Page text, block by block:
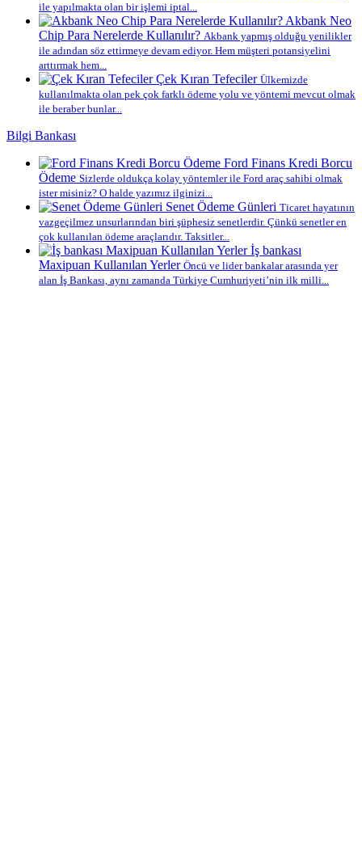
ile yapılmakta olan bir işlemi iptal...
Akbank Neo
Chip Para Nerelerde Kullanılır? Akbank yapmış olduğu yenilikler
ile adından söz ettirmeye devam ediyor. Hem müşteri potansiyelini
arttırmak hem...
Çek Kıran Tefeciler Ülkemizde
kullanılmakta olan pek çok farklı ödeme yolu ve yöntemi mevcut olmak
ile beraber bunlar...
Bilgi Bankası
Ford Finans Kredi Borcu
Ödeme Sizlerde oldukça kolay yöntemler ile Ford araç sahibi olmak
ister misiniz? O halde yazımız ilginizi...
Senet Ödeme Günleri Ticaret hayatının
vazgeçilmez unsurlarından biri şüphesiz senetlerdir. Çünkü senetler en
çok kullanılan ödeme araçlarıdır. Taksitler...
İş bankası
Maxipuan Kullanılan Yerler Öncü ve lider bankalar arasında yer
alan İş Bankası, aynı zamanda Türkiye Cumhuriyeti’nin ilk milli...